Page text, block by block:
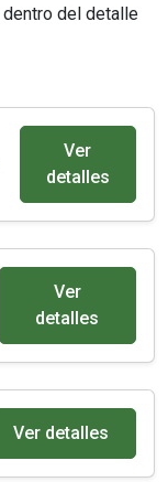
del detalle
de
Ver
detalles
Ver
detalles
Ver detalles